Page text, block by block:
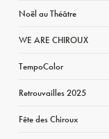
Noël au Théâtre
WE ARE CHIROUX
TempoColor
Retrouvailles 2025
Fête des Chiroux